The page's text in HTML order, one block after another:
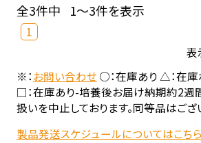
全3件中 1～3件を表示
1
表
※：お問い合わせ○：在庫あり △：在
□：在庫あり-培養後お届け納期約2週
扱いを中止しております。同等品はござ
製品発送スケジュールについてはこちら